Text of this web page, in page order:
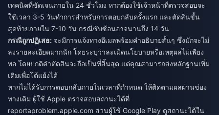
เทคนิคที่ชัดเจนภายใน 24 ชั่วโมง หากต้องใช้เจ้าหน้าที่ตรวจสอบจะ
ใช้เวลา 3-5 วันทำการสำหรับการตอบกลับครั้งแรก และตัดสินขั้น
สุดท้ายภายใน 7-10 วัน กรณีซับซ้อนอาจนานถึง 14 วัน
กรณีถูกปฏิเสธ: จะมีการแจ้งทางอีเมลพร้อมคำอธิบายสั้นๆ ซึ่งมักจะไม่
ลงรายละเอียดมากนัก โดยระบุว่าละเมิดนโยบายหรือเหตุผลไม่เพียง
พอ โดยปกติคำตัดสินจะถือเป็นที่สิ้นสุด แต่คุณสามารถส่งหลักฐานเพิ่ม
เติมเพื่อโต้แย้งได้
หากไม่ได้รับการตอบกลับภายในเวลาที่กำหนด ให้ติดตามผลผ่านช่อง
ทางเดิม ผู้ใช้ Apple ตรวจสอบสถานะได้ที่
reportaproblem.apple.com ส่วนผู้ใช้ Google Play ดูสถานะได้ใน